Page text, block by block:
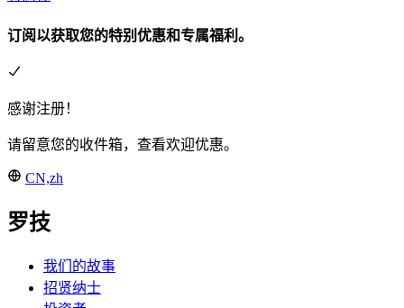
订阅以获取您的特别优惠和专属福利。
感谢注册！
请留意您的收件箱，查看欢迎优惠。
CN,zh
罗技
我们的故事
招贤纳士